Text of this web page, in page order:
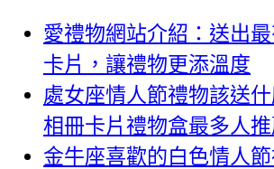
愛禮物網站介紹：送出
卡片，讓禮物更添溫度
處女座情人節禮物該送
相冊卡片禮物盒最多人
金牛座喜歡的白色情人